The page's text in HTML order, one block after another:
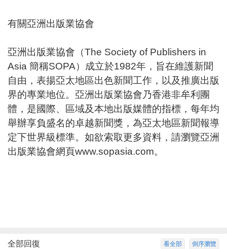
有關亞洲出版業協會
亞洲出版業協會（The Society of Publishers in
Asia 簡稱SOPA）成立於1982年，旨在維護新聞
自由，表揚亞太地區出色新聞工作，以及推廣出版
界的專業地位。亞洲出版業協會乃香港非牟利團
體，是國際、區域及本地出版媒體的指標，每年均
舉辦享負盛名的卓越新聞獎，為亞太地區新聞報導
定下世界級標準。如欲索取更多資料，請瀏覽亞洲
出版業協會網頁www.sopasia.com。
倒序瀏覽
看全部
全部回復